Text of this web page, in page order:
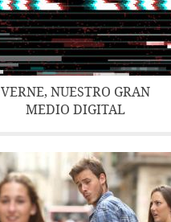
VERNE, NUESTRO GRAN
MEDIO DIGITAL